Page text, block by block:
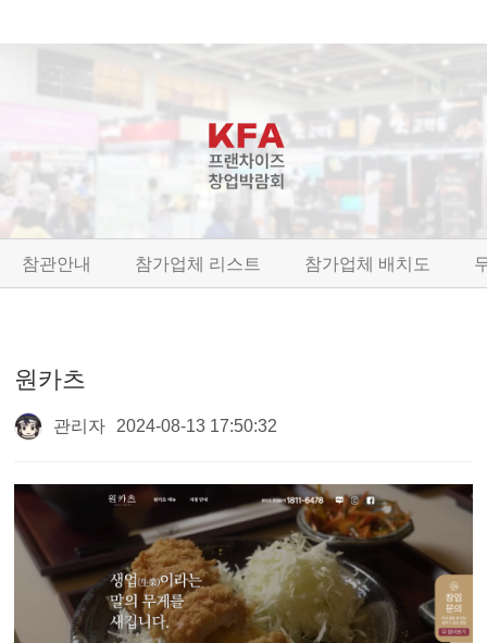
참관안내 참가업체 리스트 참가업체 배치도
원카츠
관리자 2024-08-13 17:50:32